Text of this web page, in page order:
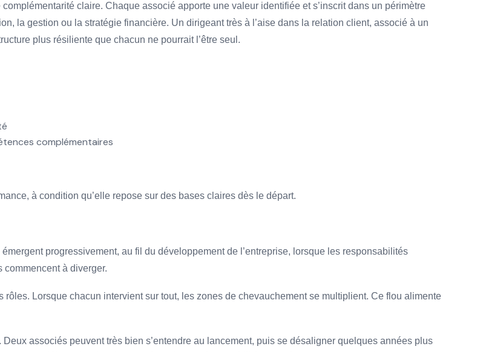
claire. Chaque associé apporte une valeur identifiée et s’inscrit dans un périmètre
la gestion ou la stratégie financière. Un dirigeant très à l’aise dans la relation client, associé à un
plus résiliente que chacun ne pourrait l’être seul.
complémentaires
à condition qu’elle repose sur des bases claires dès le départ.
progressivement, au fil du développement de l’entreprise, lorsque les responsabilités
commencent à diverger.
rôles. Lorsque chacun intervient sur tout, les zones de chevauchement se multiplient. Ce flou alimente
associés peuvent très bien s’entendre au lancement, puis se désaligner quelques années plus